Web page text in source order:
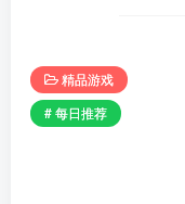
精品游戏
# 每日推荐